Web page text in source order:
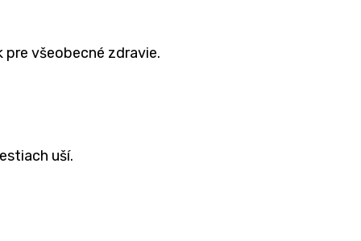
všeobecné zdravie.
uší.